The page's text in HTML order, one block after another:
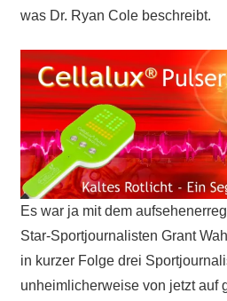
was Dr. Ryan Cole beschreibt.
Es war ja mit dem
Star-Sportjournalisten Grant
in kurzer Folge drei
unheimlicherweise von jetzt auf